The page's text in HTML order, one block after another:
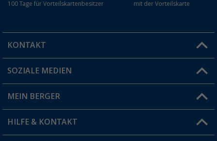
100 Tage für Vorteilskartenbesitzer
mit der Vorteilskarte
KONTAKT
Du hast eine Frage?
Filiale finden
SOZIALE MEDIEN
MEIN BERGER
Vorteilskarte
HILFE & KONTAKT